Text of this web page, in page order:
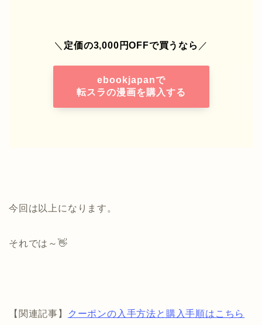
＼ 定価の3,000円OFFで買うなら ／
ebookjapanで
転スラの漫画を購入する
今回は以上になります。
それでは～👋
【関連記事】 クーポンの入手方法と購入手順はこちら